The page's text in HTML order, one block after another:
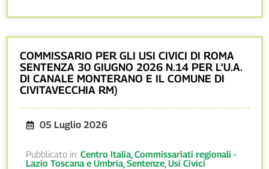
COMMISSARIO PER GLI USI CIVICI DI ROMA
SENTENZA 30 GIUGNO 2026 N.14 PER L’U.A.
DI CANALE MONTERANO E IL COMUNE DI
CIVITAVECCHIA RM)
05 Luglio 2026
Pubblicato in: Centro Italia, Commissariati regionali -
Lazio Toscana e Umbria, Sentenze, Usi Civici